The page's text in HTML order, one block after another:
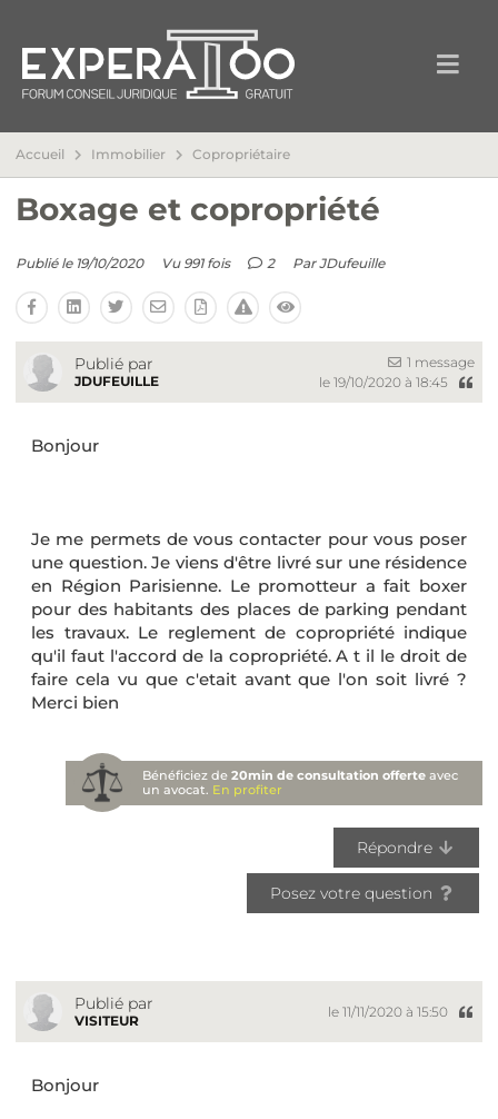
Accueil Immobilier Copropriétaire
Boxage et copropriété
Publié le 19/10/2020 Vu 991 fois 2 ParJDufeuille
Publié par
JDUFEUILLE
1 message
le 19/10/2020 à 18:45
Bonjour
Je me permets de vous contacter pour vous poser
une question. Je viens d'être livré sur une résidence
en Région Parisienne. Le promotteur a fait boxer
pour des habitants des places de parking pendant
les travaux. Le reglement de copropriété indique
qu'il faut l'accord de la copropriété. A t il le droit de
faire cela vu que c'etait avant que l'on soit livré ?
Merci bien
Bénéficiez de20min de consultation offerte avec
un avocat. En profiter
Répondre
Posez votre question
Publié par
VISITEUR
le 11/11/2020 à 15:50
Bonjour